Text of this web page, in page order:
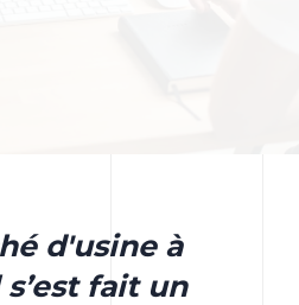
d'usine à
fait un